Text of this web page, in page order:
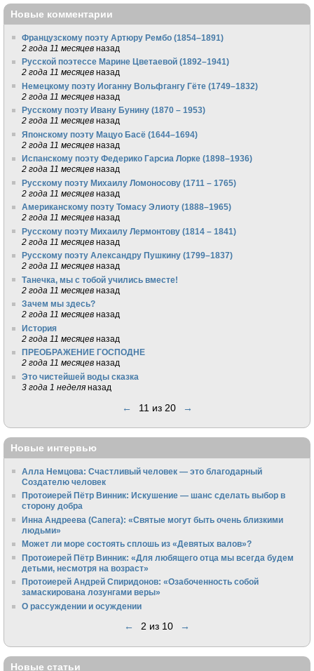
Новые комментарии
Французскому поэту Артюру Рембо (1854–1891)
2 года 11 месяцев назад
Русской поэтессе Марине Цветаевой (1892–1941)
2 года 11 месяцев назад
Немецкому поэту Иоганну Вольфгангу Гёте (1749–1832)
2 года 11 месяцев назад
Русскому поэту Ивану Бунину (1870 – 1953)
2 года 11 месяцев назад
Японскому поэту Мацуо Басё (1644–1694)
2 года 11 месяцев назад
Испанскому поэту Федерико Гарсиа Лорке (1898–1936)
2 года 11 месяцев назад
Русскому поэту Михаилу Ломоносову (1711 – 1765)
2 года 11 месяцев назад
Американскому поэту Томасу Элиоту (1888–1965)
2 года 11 месяцев назад
Русскому поэту Михаилу Лермонтову (1814 – 1841)
2 года 11 месяцев назад
Русскому поэту Александру Пушкину (1799–1837)
2 года 11 месяцев назад
Танечка, мы с тобой учились вместе!
2 года 11 месяцев назад
Зачем мы здесь?
2 года 11 месяцев назад
История
2 года 11 месяцев назад
ПРЕОБРАЖЕНИЕ ГОСПОДНЕ
2 года 11 месяцев назад
Это чистейшей воды сказка
3 года 1 неделя назад
← 11 из 20 →
Новые интервью
Алла Немцова: Счастливый человек — это благодарный
Создателю человек
Протоиерей Пётр Винник: Искушение — шанс сделать выбор в
сторону добра
Инна Андреева (Сапега): «Святые могут быть очень близкими
людьми»
Может ли море состоять сплошь из «Девятых валов»?
Протоиерей Пётр Винник: «Для любящего отца мы всегда будем
детьми, несмотря на возраст»
Протоиерей Андрей Спиридонов: «Озабоченность собой
замаскирована лозунгами веры»
О рассуждении и осуждении
← 2 из 10 →
Новые статьи